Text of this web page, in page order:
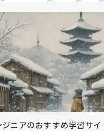
ニアのおすすめ学習サイ